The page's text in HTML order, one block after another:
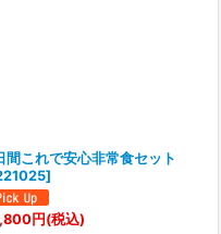
間これで安心非常食セット
]
円(税込)